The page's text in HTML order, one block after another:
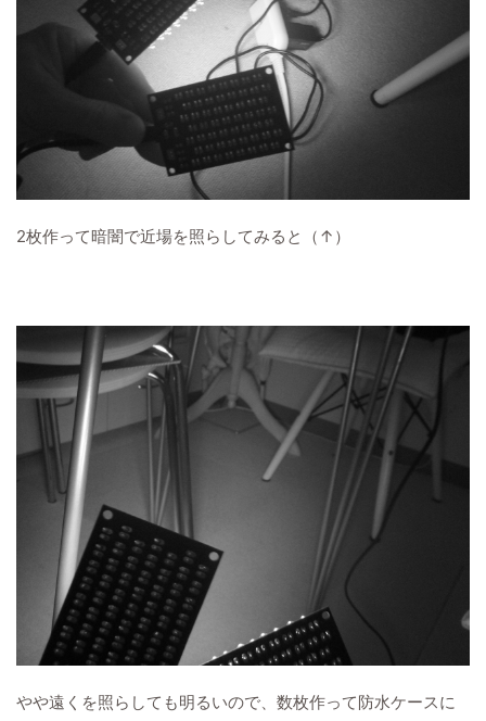
2枚作って暗闇で近場を照らしてみると（↑）
やや遠くを照らしても明るいので、数枚作って防水ケースに